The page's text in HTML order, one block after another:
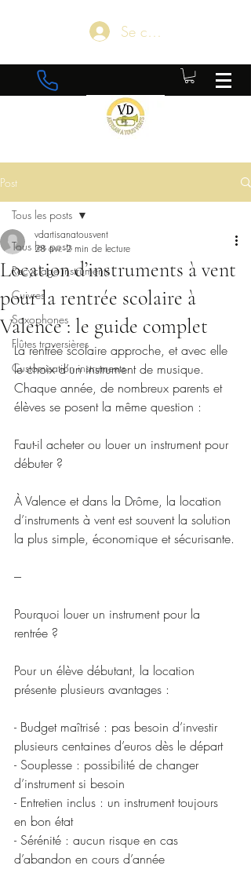
Se connecter
Post
Tous les posts
Recyclage instruments
Cuivres
Saxophones
Flûtes traversières
Customisation instruments
Tous les posts
Location d’instruments à vent
pour la rentrée scolaire à
Valence : le guide complet
vdartisanatousvent
28 avr. 2 min de lecture
La rentrée scolaire approche, et avec elle
le choix d’un instrument de musique.
Chaque année, de nombreux parents et
élèves se posent la même question :
Faut-il acheter ou louer un instrument pour
débuter ?
À Valence et dans la Drôme, la location
d’instruments à vent est souvent la solution
la plus simple, économique et sécurisante.
---
Pourquoi louer un instrument pour la
rentrée ?
Pour un élève débutant, la location
présente plusieurs avantages :
- Budget maîtrisé : pas besoin d’investir
plusieurs centaines d’euros dès le départ
- Souplesse : possibilité de changer
d’instrument si besoin
- Entretien inclus : un instrument toujours
en bon état
- Sérénité : aucun risque en cas
d’abandon en cours d’année